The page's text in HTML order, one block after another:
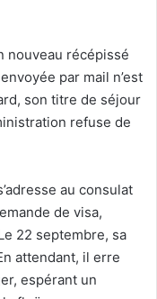
nouveau récépissé
par mail n’est
son titre de séjour
refuse de
au consulat
de visa,
22 septembre, sa
attendant, il erre
espérant un